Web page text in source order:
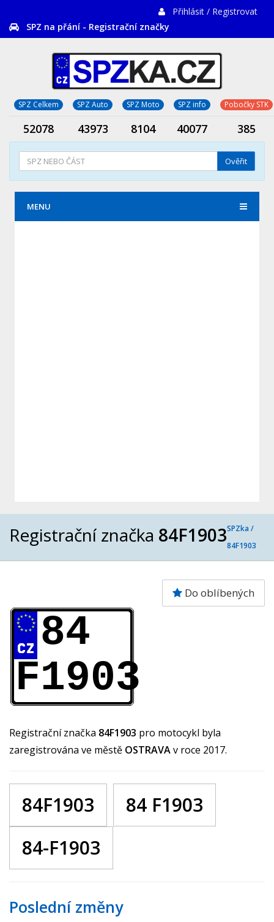
Přihlásit / Registrovat
SPZ na přání - Registrační značky
SPZ Celkem SPZ Auto SPZ Moto SPZ info Pobočky STK
52078 43973 8104 40077 385
Ověřit
MENU
Registrační značka 84F1903SPZka /
84F1903
Do oblíbených
84
F1903
Registrační značka 84F1903 pro motocykl byla
zaregistrována ve městě OSTRAVAv roce 2017.
84F1903
84 F1903
84-F1903
Poslední změny